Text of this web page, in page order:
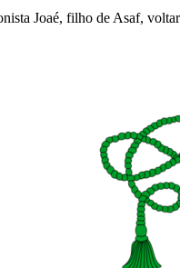
Joaé, filho de Asaf,